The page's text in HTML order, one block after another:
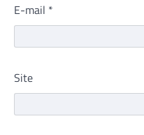
E-mail *
Site